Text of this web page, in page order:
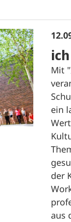
Mit
ein
der
aus